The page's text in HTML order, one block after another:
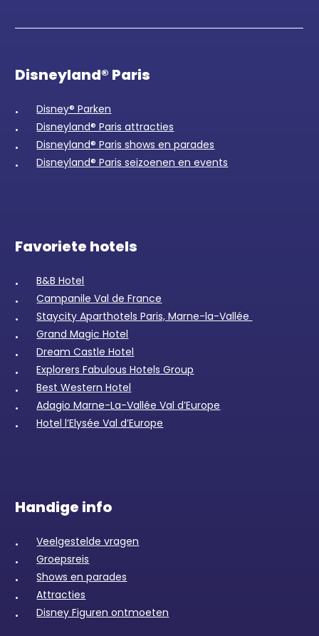
Disneyland® Paris
Disney® Parken
Disneyland® Paris attracties
Disneyland® Paris shows en parades
Disneyland® Paris seizoenen en events
Favoriete hotels
B&B Hotel
Campanile Val de France
Staycity Aparthotels Paris, Marne-la-Vallée
Grand Magic Hotel
Dream Castle Hotel
Explorers Fabulous Hotels Group
Best Western Hotel
Adagio Marne-La-Vallée Val d’Europe
Hotel l’Elysée Val d’Europe
Handige info
Veelgestelde vragen
Groepsreis
Shows en parades
Attracties
Disney Figuren ontmoeten